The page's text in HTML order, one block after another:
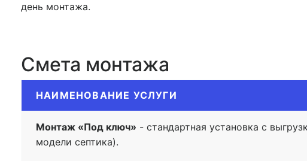
день монтажа.
Смета монтажа
НАИМЕНОВАНИЕ УСЛУГИ
Монтаж «Под ключ» - стандартная установка с
модели септика).